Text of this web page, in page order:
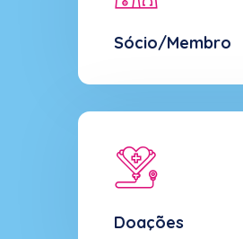
Sócio/Membro
Doações